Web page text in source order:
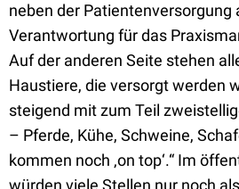
neben der Patientenversorgung
Verantwortung für das
Auf der anderen Seite stehen
Haustiere, die versorgt werden
steigend mit zum Teil
– Pferde, Kühe, Schweine,
kommen noch ‚on top‘.“ Im
würden viele Stellen nur noch